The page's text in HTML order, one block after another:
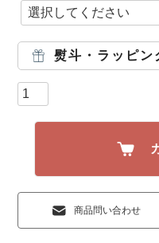
熨斗・ラッピン
商品問い合わせ